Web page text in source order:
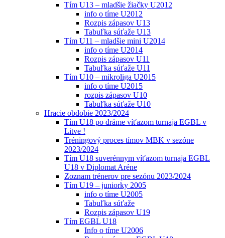
Tím U13 – mladšie žiačky U2012
info o tíme U2012
Rozpis zápasov U13
Tabuľka súťaže U13
Tím U11 – mladšie mini U2014
info o tíme U2014
Rozpis zápasov U11
Tabuľka súťaže U11
Tím U10 – mikroliga U2015
info o tíme U2015
rozpis zápasov U10
Tabuľka súťaže U10
Hracie obdobie 2023/2024
Tím U18 po dráme víťazom turnaja EGBL v
Litve !
Tréningový proces tímov MBK v sezóne
2023/2024
Tím U18 suverénnym víťazom turnaja EGBL
U18 v Diplomat Aréne
Zoznam trénerov pre sezónu 2023/2024
Tím U19 – juniorky 2005
info o tíme U2005
Tabuľka súťaže
Rozpis zápasov U19
Tím EGBL U18
Info o tíme U2006